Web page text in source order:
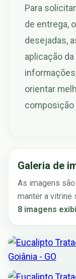
Para
de entrega,
desejadas,
aplicação
orientar
composição
Galeria de
As imagens
manter a vitrine
8 imagens